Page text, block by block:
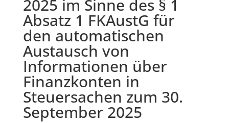
2025 im Sinne des § 1
Absatz 1 FKAustG für
den automatischen
Austausch von
Informationen über
Finanzkonten in
Steuersachen zum 30.
September 2025